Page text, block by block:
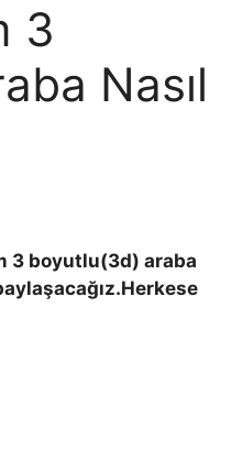
3
Nasıl
3 boyutlu(3d) araba